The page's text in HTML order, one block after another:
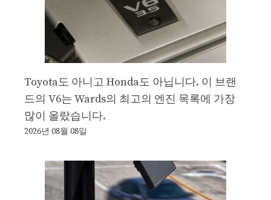
Toyota도 아니고 Honda도 아닙니다. 이 브랜
드의 V6는 Wards의 최고의 엔진 목록에 가장
많이 올랐습니다.
2026년 08월 08일